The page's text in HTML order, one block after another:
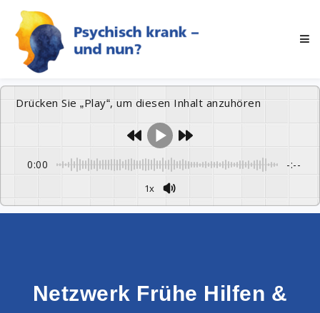
Drücken Sie „Play“, um diesen Inhalt anzuhören
0:00 -:--
1x
Netzwerk Frühe Hilfen &